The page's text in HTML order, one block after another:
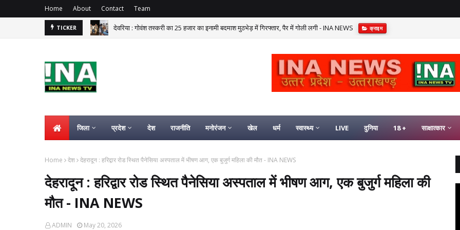
Home About Contact Team
TICKER देवरिया : गोवंश तस्करी का 25 हजार का इनामी बदमाश मुठभेड़ में गिरफ्तार, पैर में गोली लगी - INA NEWS क्राइम
जिला प्रदेश देश राजनीति मनोरंजन खेल धर्म स्वास्थ्य LIVE दुनिया 18 + साक्षात्कार
Home देश देहरादून : हरिद्वार रोड स्थित पैनेसिया अस्पताल में भीषण आग, एक बुजुर्ग महिला की मौत - INA NEWS
देहरादून : हरिद्वार रोड स्थित पैनेसिया अस्पताल में भीषण आग, एक बुजुर्ग महिला की
मौत - INA NEWS
ADMIN May 20, 2026